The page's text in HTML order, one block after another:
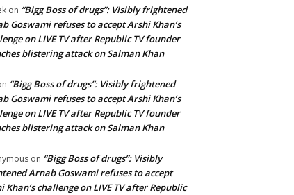
on “Bigg Boss of drugs”: Visibly frightened
Goswami refuses to accept Arshi Khan’s
on LIVE TV after Republic TV founder
blistering attack on Salman Khan
“Bigg Boss of drugs”: Visibly frightened
Goswami refuses to accept Arshi Khan’s
on LIVE TV after Republic TV founder
blistering attack on Salman Khan
on “Bigg Boss of drugs”: Visibly
Arnab Goswami refuses to accept
Khan’s challenge on LIVE TV after Republic